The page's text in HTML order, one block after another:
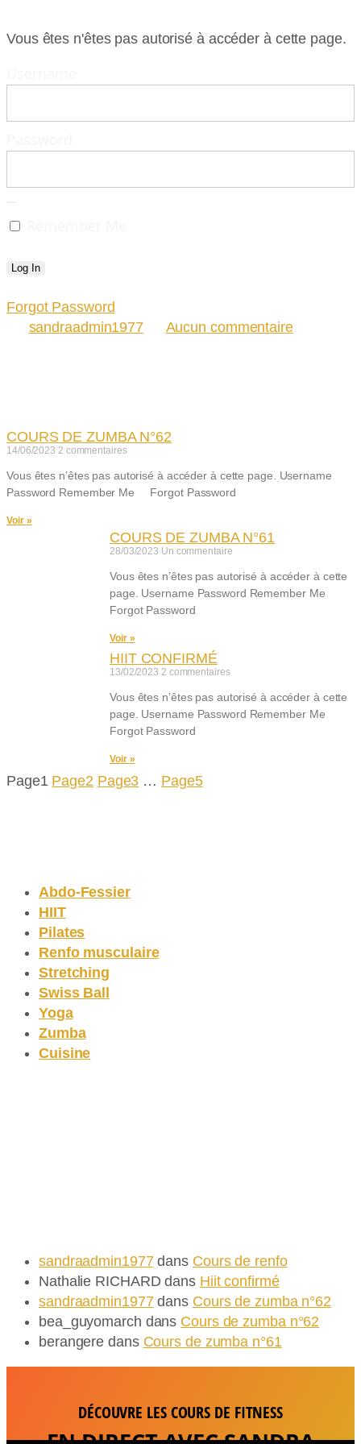
Vous êtes n'êtes pas autorisé à accéder à cette page.
Forgot Password
sandraadmin1977
Aucun commentaire
COURS DE ZUMBA N°62
14/06/2023 2 commentaires
Vous êtes n’êtes pas autorisé à accéder à cette page. Username
Password Remember Me Forgot Password
Voir »
COURS DE ZUMBA N°61
28/03/2023 Un commentaire
Vous êtes n’êtes pas autorisé à accéder à cette
page. Username Password Remember Me
Forgot Password
Voir »
HIIT CONFIRMÉ
13/02/2023 2 commentaires
Vous êtes n’êtes pas autorisé à accéder à cette
page. Username Password Remember Me
Forgot Password
Voir »
Page1 Page2 Page3 … Page5
Abdo-Fessier
HIIT
Pilates
Renfo musculaire
Stretching
Swiss Ball
Yoga
Zumba
Cuisine
sandraadmin1977dans Cours de renfo
Nathalie RICHARD dans Hiit confirmé
sandraadmin1977dans Cours de zumba n°62
bea_guyomarch dans Cours de zumba n°62
berangere dans Cours de zumba n°61
DÉCOUVRE LES COURS DE FITNESS